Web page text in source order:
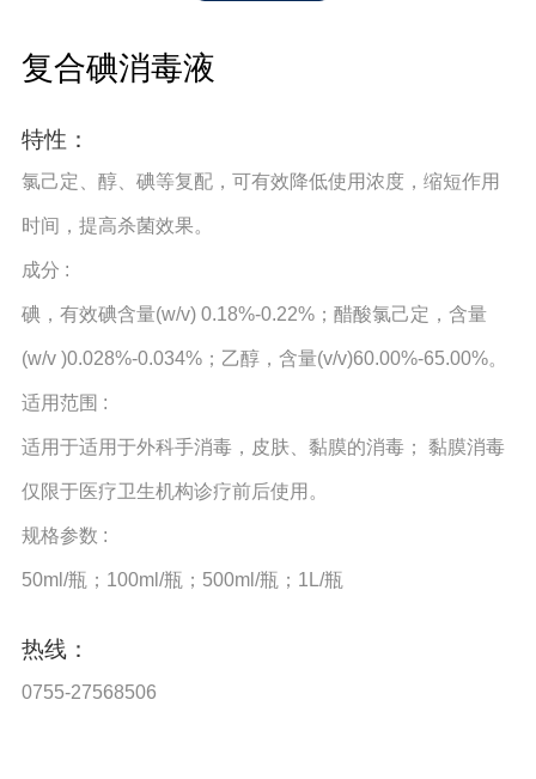
复合碘消毒液
特性：
氯己定、醇、碘等复配，可有效降低使用浓度，缩短作用
时间，提高杀菌效果。
成分 :
碘，有效碘含量(w/v) 0.18%-0.22%；醋酸氯己定，含量
(w/v )0.028%-0.034%；乙醇，含量(v/v)60.00%-65.00%。
适用范围 :
适用于适用于外科手消毒，皮肤、黏膜的消毒； 黏膜消毒
仅限于医疗卫生机构诊疗前后使用。
规格参数 :
50ml/瓶；100ml/瓶；500ml/瓶；1L/瓶
热线：
0755-27568506